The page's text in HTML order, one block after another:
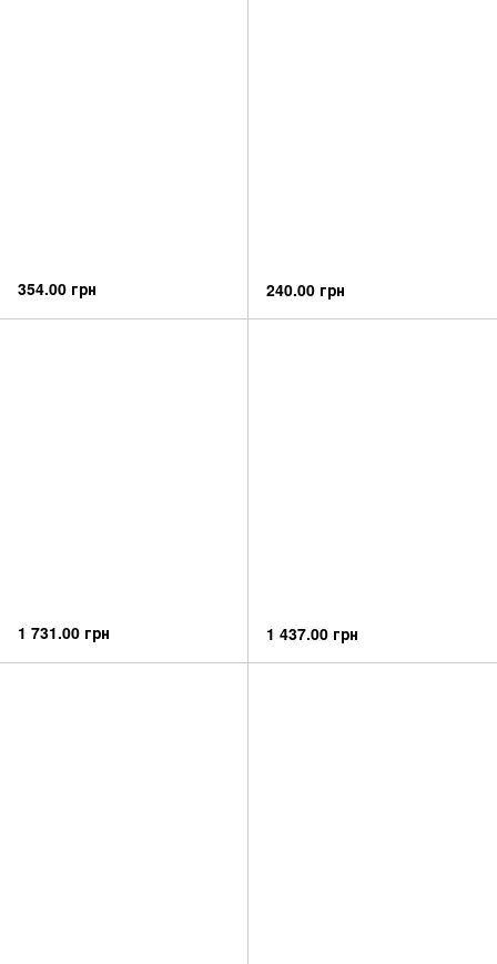
354.00 грн 240.00 грн
1 731.00 грн 1 437.00 грн